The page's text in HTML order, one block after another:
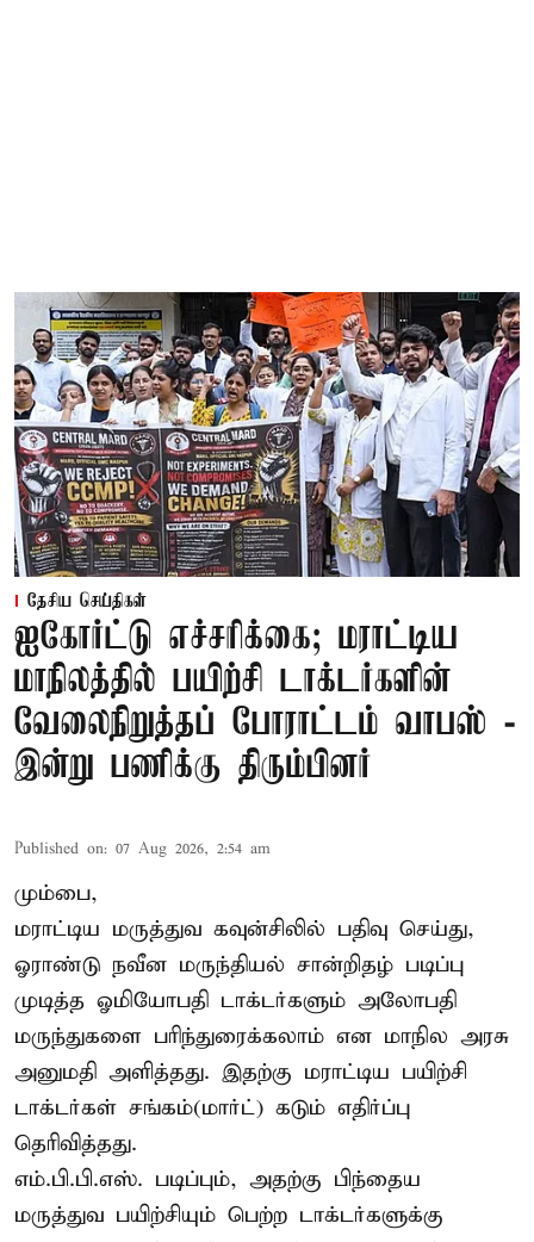
தேசிய செய்திகள்
ஐகோர்ட்டு எச்சரிக்கை; மராட்டிய
மாநிலத்தில் பயிற்சி டாக்டர்களின்
வேலைநிறுத்தப் போராட்டம் வாபஸ் -
இன்று பணிக்கு திரும்பினர்
Published on: 07 Aug 2026, 2:54 am
மும்பை,
மராட்டிய மருத்துவ கவுன்சிலில் பதிவு செய்து,
ஓராண்டு நவீன மருந்தியல் சான்றிதழ் படிப்பு
முடித்த ஓமியோபதி டாக்டர்களும் அலோபதி
மருந்துகளை பரிந்துரைக்கலாம் என மாநில அரசு
அனுமதி அளித்தது. இதற்கு மராட்டிய பயிற்சி
டாக்டர்கள் சங்கம்(மார்ட்) கடும் எதிர்ப்பு
தெரிவித்தது.
எம்.பி.பி.எஸ். படிப்பும், அதற்கு பிந்தைய
மருத்துவ பயிற்சியும் பெற்ற டாக்டர்களுக்கு